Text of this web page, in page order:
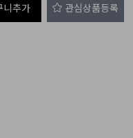
니추가 관심상품등록